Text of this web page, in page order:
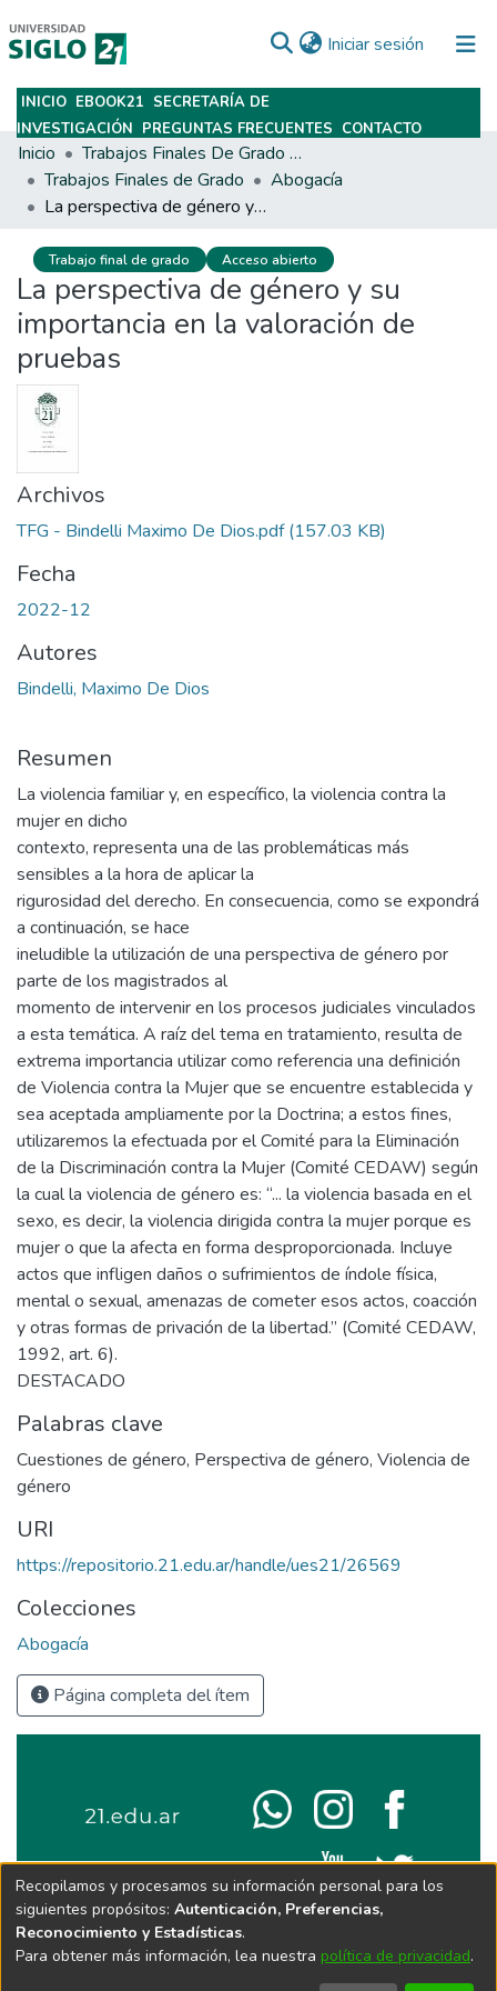
Iniciar sesión (current)
Subir
INICIO EBOOK21 SECRETARÍA DE
INVESTIGACIÓN PREGUNTAS FRECUENTES CONTACTO
Inicio
Trabajos Finales De Grado Y Posgrado
Trabajos Finales de Grado
Abogacía
La perspectiva de género y su importancia en la valoración de pruebas
Trabajo final de grado Acceso abierto
La perspectiva de género y su
importancia en la valoración de
pruebas
Archivos
TFG - Bindelli Maximo De Dios.pdf(157.03 KB)
Fecha
2022-12
Autores
Bindelli, Maximo De Dios
Resumen
La violencia familiar y, en específico, la violencia contra la
mujer en dicho
contexto, representa una de las problemáticas más
sensibles a la hora de aplicar la
rigurosidad del derecho. En consecuencia, como se expondrá
a continuación, se hace
ineludible la utilización de una perspectiva de género por
parte de los magistrados al
momento de intervenir en los procesos judiciales vinculados
a esta temática. A raíz del tema en tratamiento, resulta de
extrema importancia utilizar como referencia una definición
de Violencia contra la Mujer que se encuentre establecida y
sea aceptada ampliamente por la Doctrina; a estos fines,
utilizaremos la efectuada por el Comité para la Eliminación
de la Discriminación contra la Mujer (Comité CEDAW) según
la cual la violencia de género es: “... la violencia basada en el
sexo, es decir, la violencia dirigida contra la mujer porque es
mujer o que la afecta en forma desproporcionada. Incluye
actos que infligen daños o sufrimientos de índole física,
mental o sexual, amenazas de cometer esos actos, coacción
y otras formas de privación de la libertad.” (Comité CEDAW,
1992, art. 6).
DESTACADO
Palabras clave
Cuestiones de género, Perspectiva de género, Violencia de
género
URI
https://repositorio.21.edu.ar/handle/ues21/26569
Colecciones
Abogacía
Página completa del ítem
Recopilamos y procesamos su información personal para los
siguientes propósitos: Autenticación, Preferencias,
Reconocimiento y Estadísticas.
Para obtener más información, lea nuestra política de privacidad.